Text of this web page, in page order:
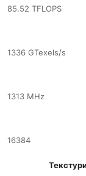
85.52 TFLOPS
1336 GTexels/s
1313 MHz
16384